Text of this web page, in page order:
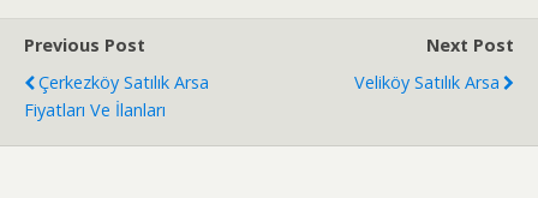
Previous Post
Çerkezköy Satılık Arsa
Fiyatları Ve İlanları
Next Post
Veliköy Satılık Arsa